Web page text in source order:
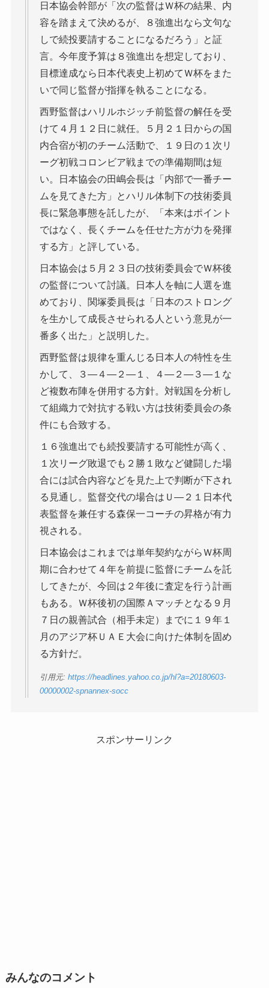
日本協会幹部が「次の監督はＷ杯の結果、内
容を踏まえて決めるが、８強進出なら文句な
しで続投要請することになるだろう」と証
言。今年度予算は８強進出を想定しており、
目標達成なら日本代表史上初めてＷ杯をまた
いで同じ監督が指揮を執ることになる。
西野監督はハリルホジッチ前監督の解任を受
けて４月１２日に就任。５月２１日からの国
内合宿が初のチーム活動で、１９日の１次リ
ーグ初戦コロンビア戦までの準備期間は短
い。日本協会の田嶋会長は「内部で一番チー
ムを見てきた方」とハリル体制下の技術委員
長に緊急事態を託したが、「本来はポイント
ではなく、長くチームを任せた方が力を発揮
する方」と評している。
日本協会は５月２３日の技術委員会でＷ杯後
の監督について討議。日本人を軸に人選を進
めており、関塚委員長は「日本のストロング
を生かして成長させられる人という意見が一
番多く出た」と説明した。
西野監督は規律を重んじる日本人の特性を生
かして、３―４―２―１、４―２―３―１な
ど複数布陣を併用する方針。対戦国を分析し
て組織力で対抗する戦い方は技術委員会の条
件にも合致する。
１６強進出でも続投要請する可能性が高く、
１次リーグ敗退でも２勝１敗など健闘した場
合には試合内容などを見た上で判断が下され
る見通し。監督交代の場合はＵ―２１日本代
表監督を兼任する森保一コーチの昇格が有力
視される。
日本協会はこれまでは単年契約ながらＷ杯周
期に合わせて４年を前提に監督にチームを託
してきたが、今回は２年後に査定を行う計画
もある。Ｗ杯後初の国際Ａマッチとなる９月
７日の親善試合（相手未定）までに１９年１
月のアジア杯ＵＡＥ大会に向けた体制を固め
る方針だ。
引用元: https://headlines.yahoo.co.jp/hl?a=20180603-
00000002-spnannex-socc
スポンサーリンク
みんなのコメント